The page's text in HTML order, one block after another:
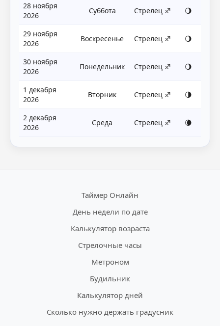
28 ноября
2026
Суббота Стрелец ♐ 🌖
29 ноября
2026
Воскресенье Стрелец ♐ 🌖
30 ноября
2026
Понедельник Стрелец ♐ 🌖
1 декабря
2026
Вторник Стрелец ♐ 🌗
2 декабря
2026
Среда Стрелец ♐ 🌘
Таймер Онлайн
День недели по дате
Калькулятор возраста
Стрелочные часы
Метроном
Будильник
Калькулятор дней
Сколько нужно держать градусник